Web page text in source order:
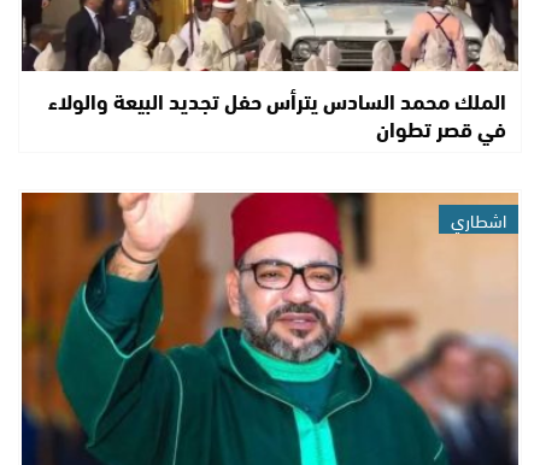
الملك محمد السادس يترأس حفل تجديد البيعة والولاء
في قصر تطوان
اشطاري